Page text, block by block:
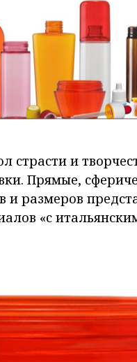
страсти и
Прямые,
и размеров
«с